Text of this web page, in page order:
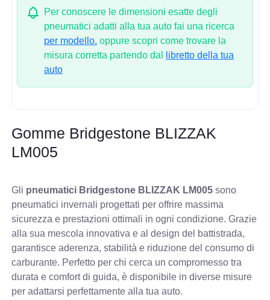
Per conoscere le dimensioni esatte degli
pneumatici adatti alla tua auto fai una ricerca
per modello. oppure scopri come trovare la
misura corretta partendo dal
libretto della tua
auto
Gomme Bridgestone BLIZZAK
LM005
Gli pneumatici Bridgestone BLIZZAK LM005 sono
pneumatici invernali progettati per offrire massima
sicurezza e prestazioni ottimali in ogni condizione. Grazie
alla sua mescola innovativa e al design del battistrada,
garantisce aderenza, stabilità e riduzione del consumo di
carburante. Perfetto per chi cerca un compromesso tra
durata e comfort di guida, è disponibile in diverse misure
per adattarsi perfettamente alla tua auto.